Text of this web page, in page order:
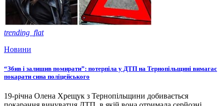
trending_flat
Новини
“Збив і залишив помирати”: потерпіла у ДТП на Тернопільщині вимагає
покарати сина поліцейського
19-річна Олена Хрещук з Тернопільщини добивається